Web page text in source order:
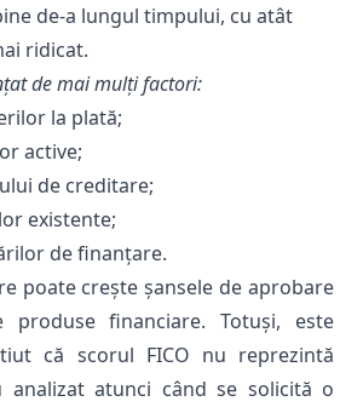
de-a lungul timpului, cu atât
ridicat.
de mai mulți factori:
la plată;
active;
de creditare;
existente;
de finanțare.
poate crește șansele de aprobare
produse financiare. Totuși, este
că scorul FICO nu reprezintă
analizat atunci când se solicită o